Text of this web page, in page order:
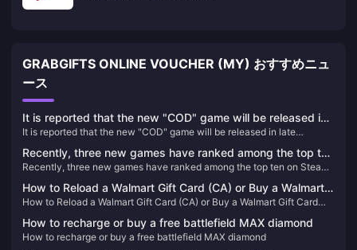
GRABGIFTS ONLINE VOUCHER (MY) おすすめニュ
ース
It is reported that the new "COD" game will be released in
late October, and will be launched on XGP for the first time.
It is reported that the new "COD" game will be released in late
Recently, three new games have ranked among the top ten
on Steam’s best-selling list.
Recently, three new games have ranked among the top ten on Steam’s
How to Reload a Walmart Gift Card (CA) or Buy a Walmart
Gift Card (CA)
How to Reload a Walmart Gift Card (CA) or Buy a Walmart Gift Card
How to recharge or buy a free battlefield MAX diamond
How to recharge or buy a free battlefield MAX diamond